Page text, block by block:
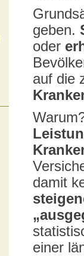
geben.
oder
auf die
damit
einer